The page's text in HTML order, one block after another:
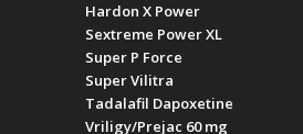
Hardon X Power
Sextreme Power XL
Super P Force
Super Vilitra
Tadalafil Dapoxetine
Vriligy/Prejac 60 mg